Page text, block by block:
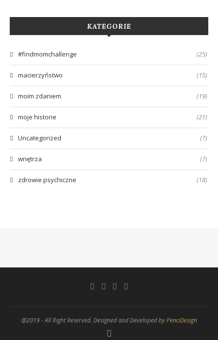
KATEGORIE
#findmomchallenge (25)
macierzyństwo (15)
moim zdaniem (19)
moje historie (21)
Uncategorized (7)
wnętrza (7)
zdrowie psychiczne (18)
@2019 - All Right Reserved. Designed and Developed byPenciDesign